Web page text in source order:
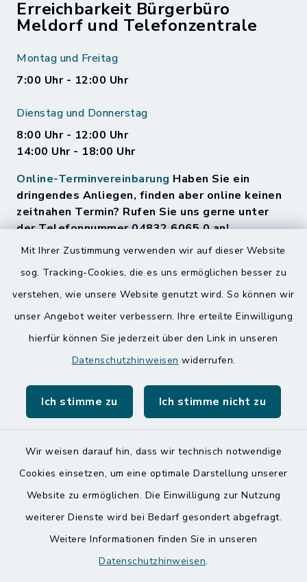
Mit Ihrer Zustimmung verwenden wir auf dieser Website
sog. Tracking-Cookies, die es uns ermöglichen besser zu
verstehen, wie unsere Website genutzt wird. So können wir
unser Angebot weiter verbessern. Ihre erteilte Einwilligung
hierfür können Sie jederzeit über den Link in unseren
Datenschutzhinweisen widerrufen.
Ich stimme zu Ich stimme nicht zu
Wir weisen darauf hin, dass wir technisch notwendige
Cookies einsetzen, um eine optimale Darstellung unserer
Website zu ermöglichen. Die Einwilligung zur Nutzung
weiterer Dienste wird bei Bedarf gesondert abgefragt.
Weitere Informationen finden Sie in unseren
Datenschutzhinweisen.
Erreichbarkeit Bürgerbüro
Meldorf und Telefonzentrale
Montag und Freitag
7:00 Uhr - 12:00 Uhr
Dienstag und Donnerstag
8:00 Uhr - 12:00 Uhr
14:00 Uhr - 18:00 Uhr
Online-Terminvereinbarung Haben Sie ein
dringendes Anliegen, finden aber online keinen
zeitnahen Termin? Rufen Sie uns gerne unter
der Telefonnummer 04832 6065 0 an!
Quicklinks
Amt Mitteldithmarschen
Speicherkoog Meldorfer Koog
Kontakt
Datenschutz